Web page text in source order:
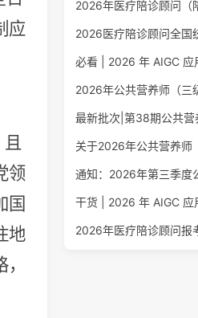
应
领
国
地